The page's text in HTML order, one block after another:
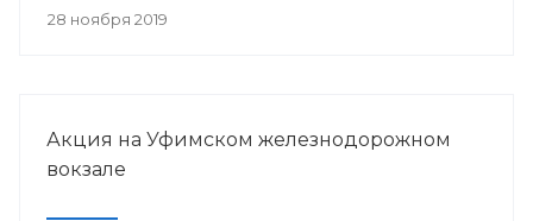
28 ноября 2019
Акция на Уфимском железнодорожном
вокзале